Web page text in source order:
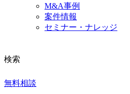
M&A事例
案件情報
セミナー・ナレッジ
検索
無料相談